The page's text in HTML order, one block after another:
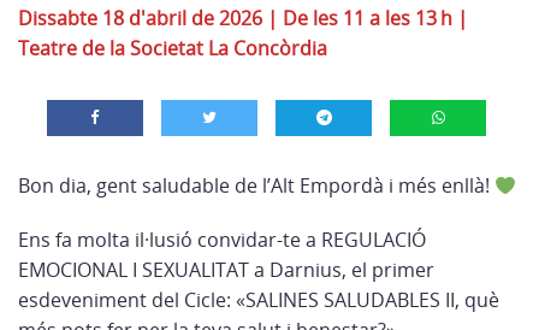
Dissabte 18 d'abril de 2026 | De les 11 a les 13 h |
Teatre de la Societat La Concòrdia
Bon dia, gent saludable de l’Alt Empordà i més enllà!
Ens fa molta il·lusió convidar-te a REGULACIÓ
EMOCIONAL I SEXUALITAT a Darnius, el primer
esdeveniment del Cicle: «SALINES SALUDABLES II, què